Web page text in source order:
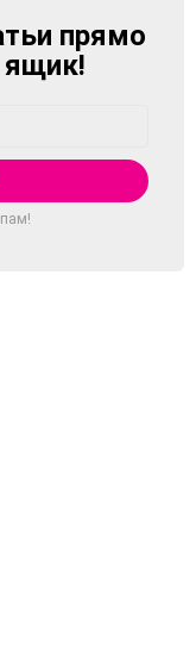
прямо
ящик!